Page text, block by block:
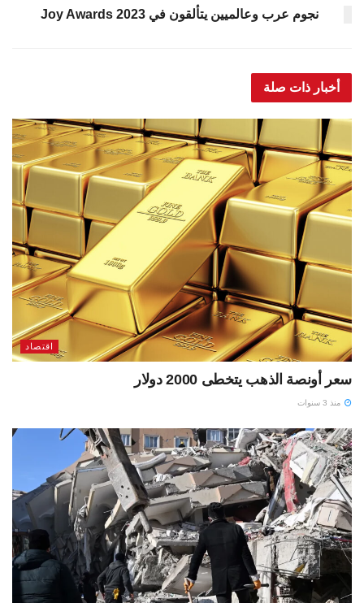
نجوم عرب وعالميين يتألقون في Joy Awards 2023
أخبار ذات صلة
اقتصاد
سعر أونصة الذهب يتخطى 2000 دولار
منذ 3 سنوات